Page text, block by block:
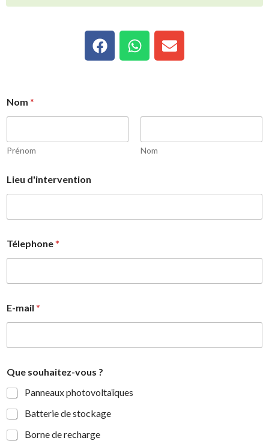
Nom *
Prénom Nom
Lieu d'intervention
Télephone*
E-mail *
Que souhaitez-vous ?
Panneaux photovoltaïques
Batterie de stockage
Borne de recharge